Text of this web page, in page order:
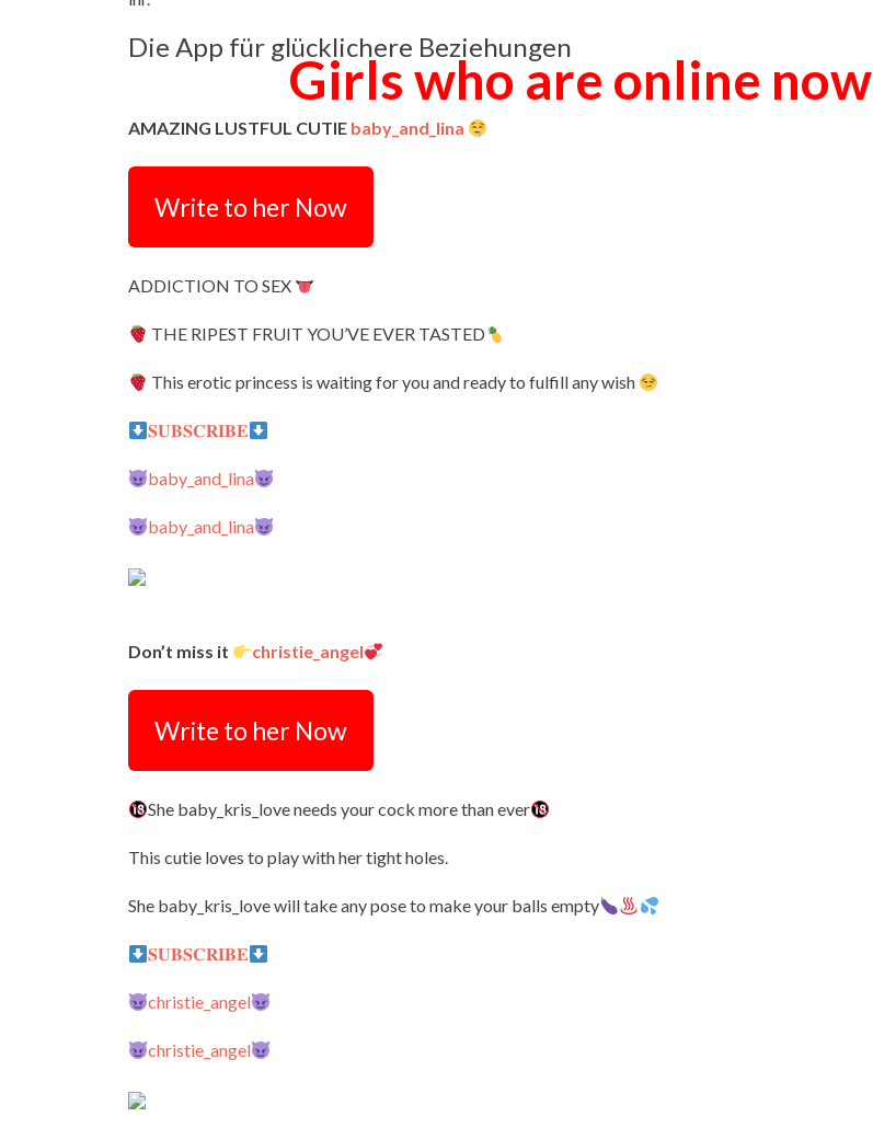
Die App für glücklichere Beziehungen
Girls who are online now
AMAZING LUSTFUL CUTIE baby_and_lina
Write to her Now
ADDICTION TO SEX
THE RIPEST FRUIT YOU’VE EVER TASTED
This erotic princess is waiting for you and ready to fulfill any wish
𝐒𝐔𝐁𝐒𝐂𝐑𝐈𝐁𝐄
baby_and_lina
baby_and_lina
Don’t miss it christie_angel
Write to her Now
She baby_kris_love needs your cock more than ever
This cutie loves to play with her tight holes.
She baby_kris_love will take any pose to make your balls empty
𝐒𝐔𝐁𝐒𝐂𝐑𝐈𝐁𝐄
christie_angel
christie_angel